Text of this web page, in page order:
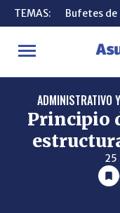
TEMAS: Bufetes de
INICIO
TEMAS: Bufetes de
ADMINISTRATIVO
Principio
25